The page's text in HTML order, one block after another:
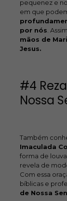
pequenez e
em que
por nós . Assim,
mãos de
Jesus.
#4
Nossa
Também
Imaculada
forma de
revela de
Com essa
bíblicas e
de Nossa